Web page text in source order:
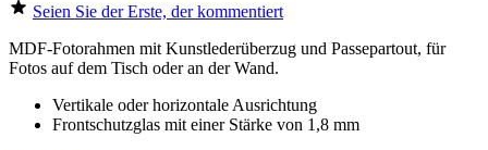
Seien Sie der Erste, der kommentiert
MDF-Fotorahmen mit Kunstlederüberzug und Passepartout, für
Fotos auf dem Tisch oder an der Wand.
Vertikale oder horizontale Ausrichtung
Frontschutzglas mit einer Stärke von 1,8 mm